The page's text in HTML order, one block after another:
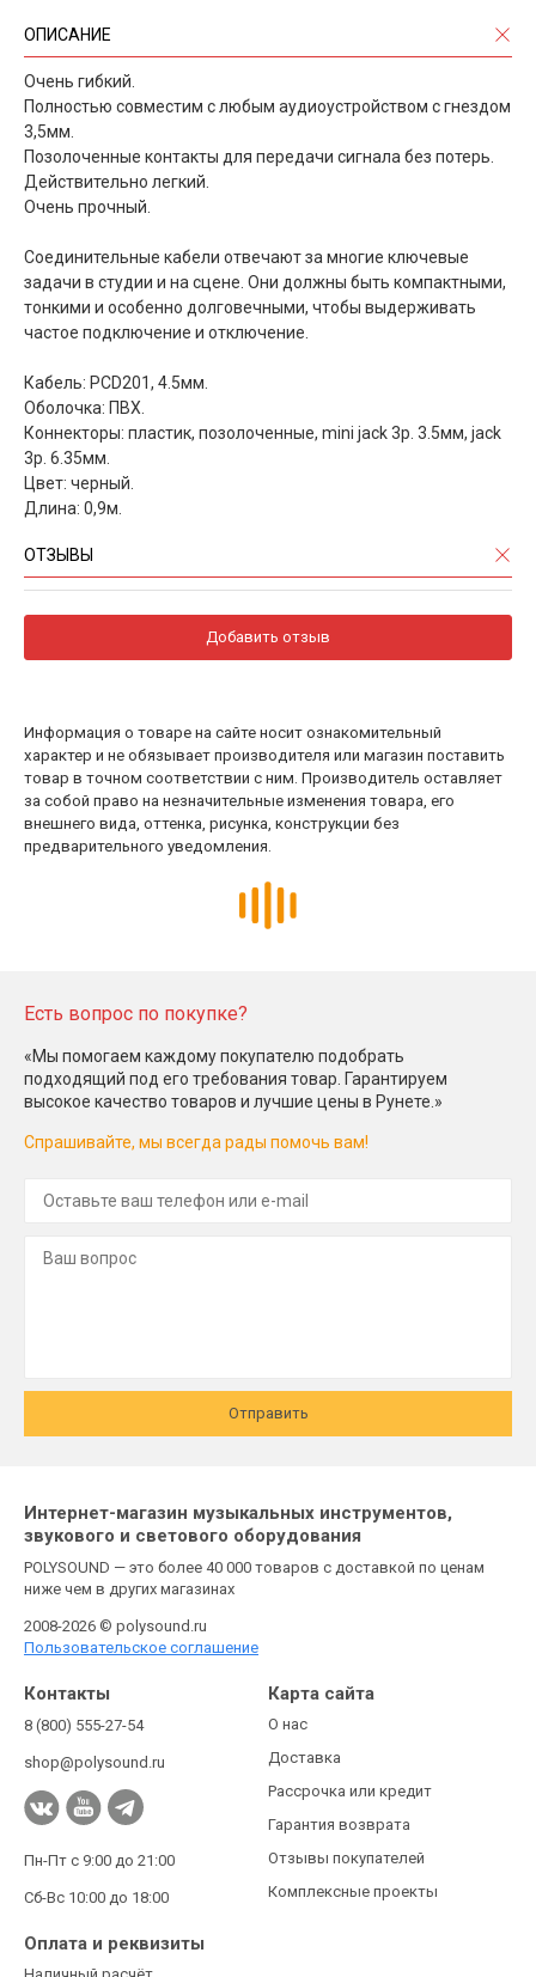
ОПИСАНИЕ
Очень гибкий.
Полностью совместим с любым аудиоустройством с гнездом
3,5мм.
Позолоченные контакты для передачи сигнала без потерь.
Действительно легкий.
Очень прочный.
Соединительные кабели отвечают за многие ключевые
задачи в студии и на сцене. Они должны быть компактными,
тонкими и особенно долговечными, чтобы выдерживать
частое подключение и отключение.
Кабель: PCD201, 4.5мм.
Оболочка: ПВХ.
Коннекторы: пластик, позолоченные, mini jack 3p. 3.5мм, jack
3p. 6.35мм.
Цвет: черный.
Длина: 0,9м.
ОТЗЫВЫ
Добавить отзыв
Информация о товаре на сайте носит ознакомительный
характер и не обязывает производителя или магазин поставить
товар в точном соответствии с ним. Производитель оставляет
за собой право на незначительные изменения товара, его
внешнего вида, оттенка, рисунка, конструкции без
предварительного уведомления.
Есть вопрос по покупке?
«Мы помогаем каждому покупателю подобрать
подходящий под его требования товар. Гарантируем
высокое качество товаров и лучшие цены в Рунете.»
Спрашивайте, мы всегда рады помочь вам!
Отправить
Интернет-магазин музыкальных инструментов,
звукового и светового оборудования
POLYSOUND — это более 40 000 товаров с доставкой по ценам
ниже чем в других магазинах
2008-2026 © polysound.ru
Пользовательское соглашение
Контакты
8 (800) 555-27-54
shop@polysound.ru
Пн-Пт с 9:00 до 21:00
Сб-Вс 10:00 до 18:00
Карта сайта
О нас
Доставка
Рассрочка или кредит
Гарантия возврата
Отзывы покупателей
Комплексные проекты
Оплата и реквизиты